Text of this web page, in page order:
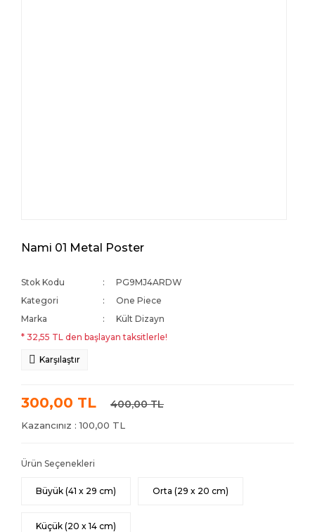
Nami 01 Metal Poster
Stok Kodu
PG9MJ4ARDW
Kategori
One Piece
Marka
Kült Dizayn
* 32,55 TL den başlayan taksitlerle!
Karşılaştır
300,00 TL 400,00 TL
Kazancınız : 100,00 TL
Ürün Seçenekleri
Büyük (41 x 29 cm) Orta (29 x 20 cm)
Küçük (20 x 14 cm)